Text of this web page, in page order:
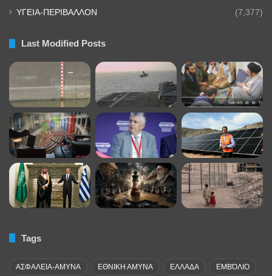
ΥΓΕΙΑ-ΠΕΡΙΒΑΛΛΟΝ (7,377)
Last Modified Posts
Tags
ΑΣΦΑΛΕΙΑ-ΑΜΥΝΑ ΕΘΝΙΚΗ ΑΜΥΝΑ ΕΛΛΑΔΑ ΕΜΒΌΛΙΟ